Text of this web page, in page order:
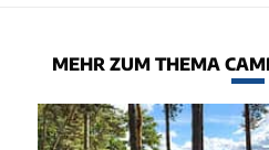
MEHR ZUM THEMA